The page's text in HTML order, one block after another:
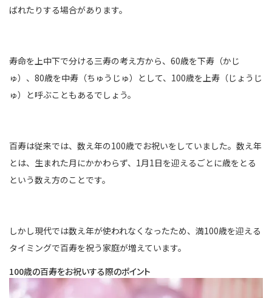
ばれたりする場合があります。
寿命を上中下で分ける三寿の考え方から、60歳を下寿（かじ
ゅ）、80歳を中寿（ちゅうじゅ）として、100歳を上寿（じょうじ
ゅ）と呼ぶこともあるでしょう。
百寿は従来では、数え年の100歳でお祝いをしていました。数え年
とは、生まれた月にかかわらず、1月1日を迎えるごとに歳をとる
という数え方のことです。
しかし現代では数え年が使われなくなったため、満100歳を迎える
タイミングで百寿を祝う家庭が増えています。
100歳の百寿をお祝いする際のポイント